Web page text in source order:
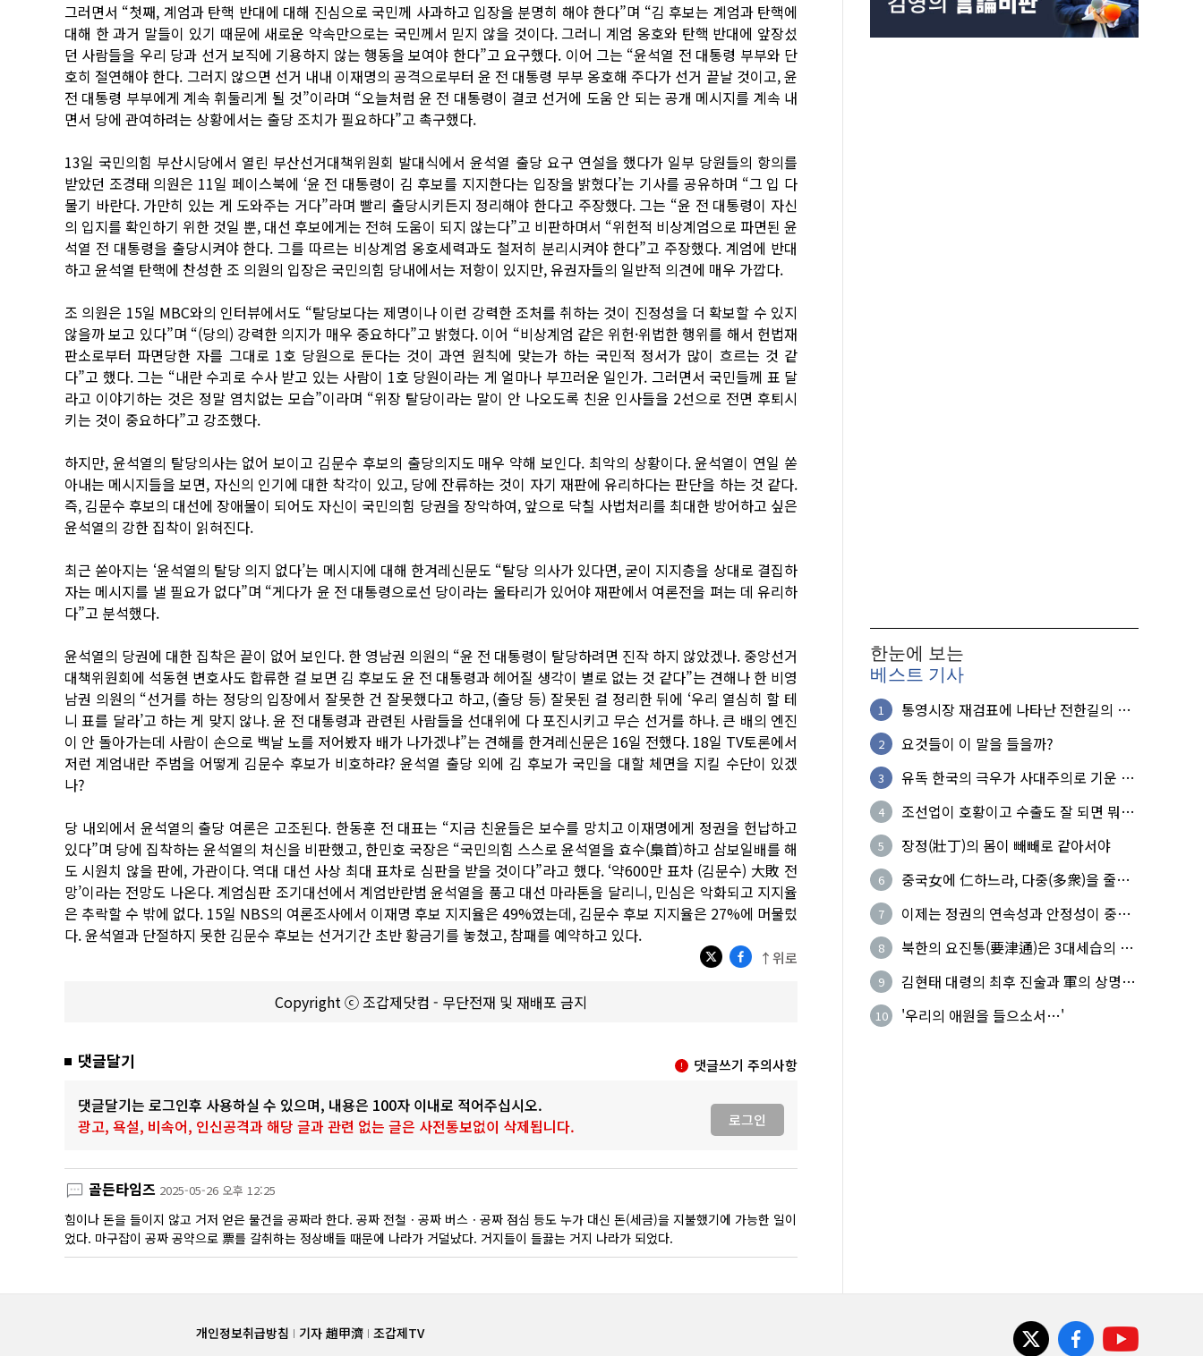
그러면서 “첫째, 계엄과 탄핵 반대에 대해 진심으로 국민께 사과하고 입장을 분명히 해야 한다”며 “김 후보는 계엄과 탄핵에
대해 한 과거 말들이 있기 때문에 새로운 약속만으로는 국민께서 믿지 않을 것이다. 그러니 계엄 옹호와 탄핵 반대에 앞장섰
던 사람들을 우리 당과 선거 보직에 기용하지 않는 행동을 보여야 한다”고 요구했다. 이어 그는 “윤석열 전 대통령 부부와 단
호히 절연해야 한다. 그러지 않으면 선거 내내 이재명의 공격으로부터 윤 전 대통령 부부 옹호해 주다가 선거 끝날 것이고, 윤
전 대통령 부부에게 계속 휘둘리게 될 것”이라며 “오늘처럼 윤 전 대통령이 결코 선거에 도움 안 되는 공개 메시지를 계속 내
면서 당에 관여하려는 상황에서는 출당 조치가 필요하다”고 촉구했다.
13일 국민의힘 부산시당에서 열린 부산선거대책위원회 발대식에서 윤석열 출당 요구 연설을 했다가 일부 당원들의 항의를
받았던 조경태 의원은 11일 페이스북에 ‘윤 전 대통령이 김 후보를 지지한다는 입장을 밝혔다’는 기사를 공유하며 “그 입 다
물기 바란다. 가만히 있는 게 도와주는 거다”라며 빨리 출당시키든지 정리해야 한다고 주장했다. 그는 “윤 전 대통령이 자신
의 입지를 확인하기 위한 것일 뿐, 대선 후보에게는 전혀 도움이 되지 않는다”고 비판하며서 “위헌적 비상계엄으로 파면된 윤
석열 전 대통령을 출당시켜야 한다. 그를 따르는 비상계엄 옹호세력과도 철저히 분리시켜야 한다”고 주장했다. 계엄에 반대
하고 윤석열 탄핵에 찬성한 조 의원의 입장은 국민의힘 당내에서는 저항이 있지만, 유권자들의 일반적 의견에 매우 가깝다.
조 의원은 15일 MBC와의 인터뷰에서도 “탈당보다는 제명이나 이런 강력한 조처를 취하는 것이 진정성을 더 확보할 수 있지
않을까 보고 있다”며 “(당의) 강력한 의지가 매우 중요하다”고 밝혔다. 이어 “비상계엄 같은 위헌·위법한 행위를 해서 헌법재
판소로부터 파면당한 자를 그대로 1호 당원으로 둔다는 것이 과연 원칙에 맞는가 하는 국민적 정서가 많이 흐르는 것 같
다”고 했다. 그는 “내란 수괴로 수사 받고 있는 사람이 1호 당원이라는 게 얼마나 부끄러운 일인가. 그러면서 국민들께 표 달
라고 이야기하는 것은 정말 염치없는 모습”이라며 “위장 탈당이라는 말이 안 나오도록 친윤 인사들을 2선으로 전면 후퇴시
키는 것이 중요하다”고 강조했다.
하지만, 윤석열의 탈당의사는 없어 보이고 김문수 후보의 출당의지도 매우 약해 보인다. 최악의 상황이다. 윤석열이 연일 쏟
아내는 메시지들을 보면, 자신의 인기에 대한 착각이 있고, 당에 잔류하는 것이 자기 재판에 유리하다는 판단을 하는 것 같다.
즉, 김문수 후보의 대선에 장애물이 되어도 자신이 국민의힘 당권을 장악하여, 앞으로 닥칠 사법처리를 최대한 방어하고 싶은
윤석열의 강한 집착이 읽혀진다.
최근 쏟아지는 ‘윤석열의 탈당 의지 없다’는 메시지에 대해 한겨레신문도 “탈당 의사가 있다면, 굳이 지지층을 상대로 결집하
자는 메시지를 낼 필요가 없다”며 “게다가 윤 전 대통령으로선 당이라는 울타리가 있어야 재판에서 여론전을 펴는 데 유리하
다”고 분석했다.
윤석열의 당권에 대한 집착은 끝이 없어 보인다. 한 영남권 의원의 “윤 전 대통령이 탈당하려면 진작 하지 않았겠나. 중앙선거
대책위원회에 석동현 변호사도 합류한 걸 보면 김 후보도 윤 전 대통령과 헤어질 생각이 별로 없는 것 같다”는 견해나 한 비영
남권 의원의 “선거를 하는 정당의 입장에서 잘못한 건 잘못했다고 하고, (출당 등) 잘못된 걸 정리한 뒤에 ‘우리 열심히 할 테
니 표를 달라’고 하는 게 맞지 않나. 윤 전 대통령과 관련된 사람들을 선대위에 다 포진시키고 무슨 선거를 하나. 큰 배의 엔진
이 안 돌아가는데 사람이 손으로 백날 노를 저어봤자 배가 나가겠냐”는 견해를 한겨레신문은 16일 전했다. 18일 TV토론에서
저런 계엄내란 주범을 어떻게 김문수 후보가 비호하랴? 윤석열 출당 외에 김 후보가 국민을 대할 체면을 지킬 수단이 있겠
나?
당 내외에서 윤석열의 출당 여론은 고조된다. 한동훈 전 대표는 “지금 친윤들은 보수를 망치고 이재명에게 정권을 헌납하고
있다”며 당에 집착하는 윤석열의 처신을 비판했고, 한민호 국장은 “국민의힘 스스로 윤석열을 효수(梟首)하고 삼보일배를 해
도 시원치 않을 판에, 가관이다. 역대 대선 사상 최대 표차로 심판을 받을 것이다”라고 했다. ‘약600만 표차 (김문수) 大敗 전
망’이라는 전망도 나온다. 계엄심판 조기대선에서 계엄반란범 윤석열을 품고 대선 마라톤을 달리니, 민심은 악화되고 지지율
은 추락할 수 밖에 없다. 15일 NBS의 여론조사에서 이재명 후보 지지율은 49%였는데, 김문수 후보 지지율은 27%에 머물렀
다. 윤석열과 단절하지 못한 김문수 후보는 선거기간 초반 황금기를 놓쳤고, 참패를 예약하고 있다.
↑위로
Copyright ⓒ 조갑제닷컴 - 무단전재 및 재배포 금지
댓글달기 댓글쓰기 주의사항
댓글달기는 로그인후 사용하실 수 있으며, 내용은 100자 이내로 적어주십시오.
광고, 욕설, 비속어, 인신공격과 해당 글과 관련 없는 글은 사전통보없이 삭제됩니다.
로그인
골든타임즈 2025-05-26 오후 12:25
힘이나 돈을 들이지 않고 거저 얻은 물건을 공짜라 한다. 공짜 전철ㆍ공짜 버스ㆍ공짜 점심 등도 누가 대신 돈(세금)을 지불했기에 가능한 일이
었다. 마구잡이 공짜 공약으로 票를 갈취하는 정상배들 때문에 나라가 거덜났다. 거지들이 들끓는 거지 나라가 되었다.
한눈에 보는
베스트 기사
1
통영시장 재검표에 나타난 전한길의 무
2 요것들이 이 말을 들을까?
3
유독 한국의 극우가 사대주의로 기운 이
4
조선업이 호황이고 수출도 잘 되면 뭐하
5 장정(壯丁)의 몸이 빼빼로 같아서야
6
중국女에 仁하느라, 다중(多衆)을 줄세
7
이제는 정권의 연속성과 안정성이 중요
8
북한의 요진통(要津通)은 3대세습의 사
9
김현태 대령의 최후 진술과 軍의 상명하
10 '우리의 애원을 들으소서…'
개인정보취급방침 기자 趙甲濟 조갑제TV